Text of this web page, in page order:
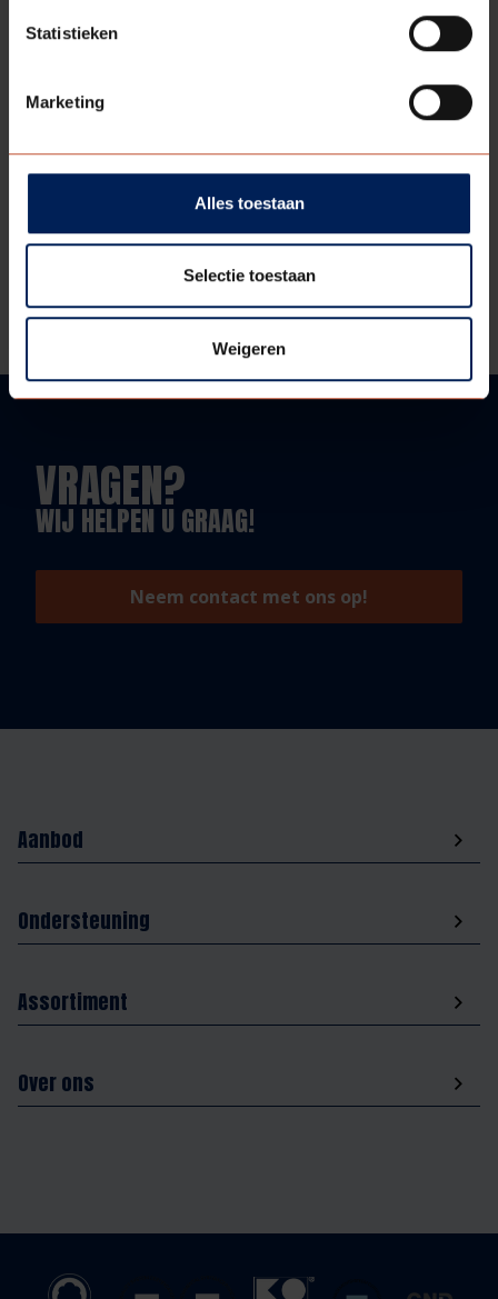
Statistieken
Marketing
Alles toestaan
Selectie toestaan
Weigeren
Deel deze
VRAGEN?
WIJ HELPEN U GRAAG!
Neem contact met ons op!
Aanbod
Ondersteuning
Assortiment
Over ons